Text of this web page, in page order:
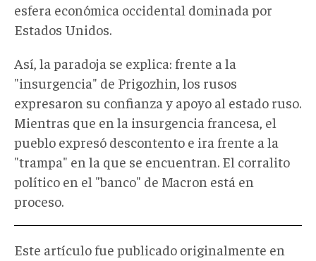
esfera económica occidental dominada por
Estados Unidos.
Así, la paradoja se explica: frente a la
"insurgencia" de Prigozhin, los rusos
expresaron su confianza y apoyo al estado ruso.
Mientras que en la insurgencia francesa, el
pueblo expresó descontento e ira frente a la
"trampa" en la que se encuentran. El corralito
político en el "banco" de Macron está en
proceso.
Este artículo fue publicado originalmente en